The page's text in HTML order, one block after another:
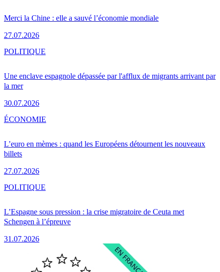
Merci la Chine : elle a sauvé l’économie mondiale
27.07.2026
Une enclave espagnole dépassée par l'afflux de migrants arrivant par
la mer
30.07.2026
POLITIQUE
L’euro en mèmes : quand les Européens détournent les nouveaux
billets
27.07.2026
ÉCONOMIE
L’Espagne sous pression : la crise migratoire de Ceuta met
Schengen à l’épreuve
31.07.2026
POLITIQUE